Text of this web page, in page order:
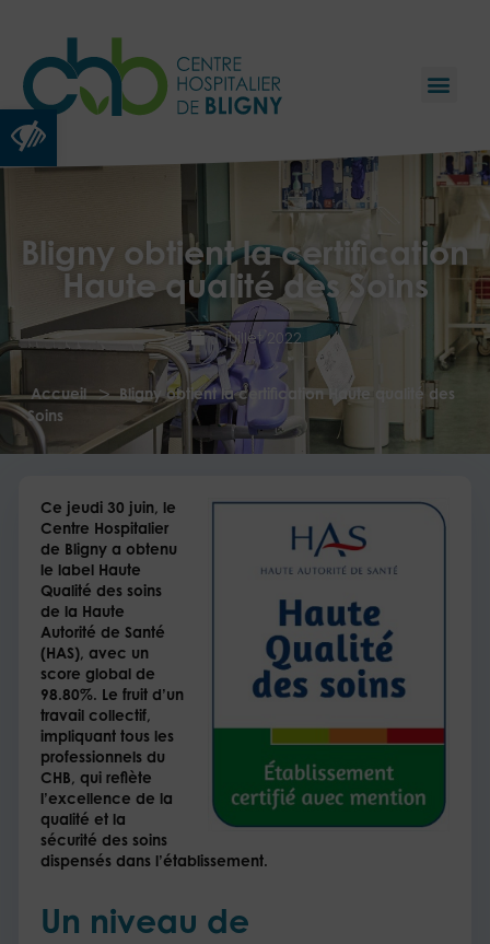
Ouvrir la barre d’outils
Bligny obtient la certification
Haute qualité des Soins
1 juillet 2022
Accueil > Bligny obtient la certification Haute qualité des
Soins
Ce jeudi 30 juin, le
Centre Hospitalier
de Bligny a obtenu
le label Haute
Qualité des soins
de la Haute
Autorité de Santé
(HAS), avec un
score global de
98.80%. Le fruit d’un
travail collectif,
impliquant tous les
professionnels du
CHB, qui reflète
l’excellence de la
qualité et la
sécurité des soins
dispensés dans l’établissement.
Un niveau de